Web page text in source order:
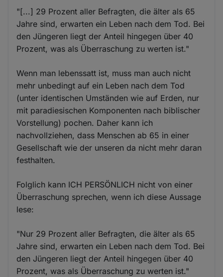
"[...] 29 Prozent aller Befragten, die älter als 65
Jahre sind, erwarten ein Leben nach dem Tod. Bei
den Jüngeren liegt der Anteil hingegen über 40
Prozent, was als Überraschung zu werten ist."
Wenn man lebenssatt ist, muss man auch nicht
mehr unbedingt auf ein Leben nach dem Tod
(unter identischen Umständen wie auf Erden, nur
mit paradiesischen Komponenten nach biblischer
Vorstellung) pochen. Daher kann ich
nachvollziehen, dass Menschen ab 65 in einer
Gesellschaft wie der unseren da nicht mehr daran
festhalten.
Folglich kann ICH PERSÖNLICH nicht von einer
Überraschung sprechen, wenn ich diese Aussage
lese:
"Nur 29 Prozent aller Befragten, die älter als 65
Jahre sind, erwarten ein Leben nach dem Tod. Bei
den Jüngeren liegt der Anteil hingegen über 40
Prozent, was als Überraschung zu werten ist."